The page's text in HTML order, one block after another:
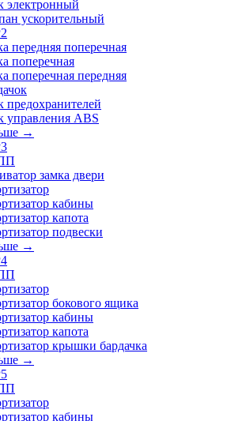
электронный
ускорительный
передняя поперечная
поперечная
поперечная передняя
предохранителей
управления ABS
→
замка двери
кабины
капота
подвески
→
бокового ящика
кабины
капота
крышки бардачка
→
кабины